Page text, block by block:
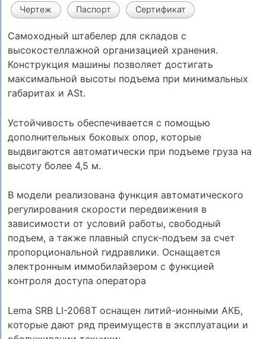
Чертеж Паспорт Сертификат
Самоходный штабелер для складов с
высокостеллажной организацией хранения.
Конструкция машины позволяет достигать
максимальной высоты подъема при минимальных
габаритах и ASt.
Устойчивость обеспечивается с помощью
дополнительных боковых опор, которые
выдвигаются автоматически при подъеме груза на
высоту более 4,5 м.
В модели реализована функция автоматического
регулирования скорости передвижения в
зависимости от условий работы, свободный
подъем, а также плавный спуск-подъем за счет
пропорциональной гидравлики. Оснащается
электронным иммобилайзером с функцией
контроля доступа оператора
Lema SRB LI-2068Т оснащен литий-ионными АКБ,
которые дают ряд преимуществ в эксплуатации и